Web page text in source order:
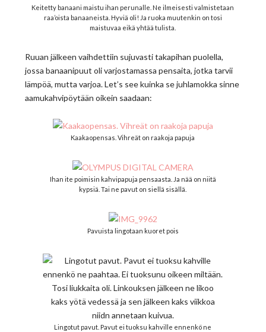
Keitetty banaani maistu ihan perunalle. Ne ilmeisesti valmistetaan
raa’oista banaaneista. Hyviä oli! Ja ruoka muutenkin on tosi
maistuvaa eikä yhtää tulista.
Ruuan jälkeen vaihdettiin sujuvasti takapihan puolella,
jossa banaanipuut oli varjostamassa pensaita, jotka tarvii
lämpöä, mutta varjoa. Let’s see kuinka se juhlamokka sinne
aamukahvipöytään oikein saadaan:
Kaakaopensas. Vihreät on raakoja papuja
Ihan ite poimisin kahvipapuja pensaasta. Ja nää on niitä
kypsiä. Tai ne pavut on siellä sisällä.
Pavuista lingotaan kuoret pois
Lingotut pavut. Pavut ei tuoksu kahville ennenkö ne